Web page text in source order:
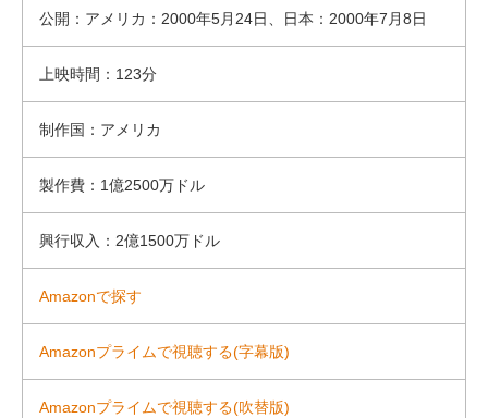
公開：アメリカ：2000年5月24日、日本：2000年7月8日
上映時間：123分
制作国：アメリカ
製作費：1億2500万ドル
興行収入：2億1500万ドル
Amazonで探す
Amazonプライムで視聴する(字幕版)
Amazonプライムで視聴する(吹替版)